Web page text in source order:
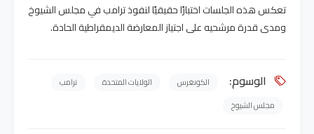
تعكس هذه الجلسات اختبارًا حقيقيًا لنفوذ ترامب في مجلس الشيوخ
ومدى قدرة مرشحيه على اجتياز المعارضة الديمقراطية الحادة.
الوسوم: الكونغرس الولايات المتحدة
ترامب
مجلس الشيوخ